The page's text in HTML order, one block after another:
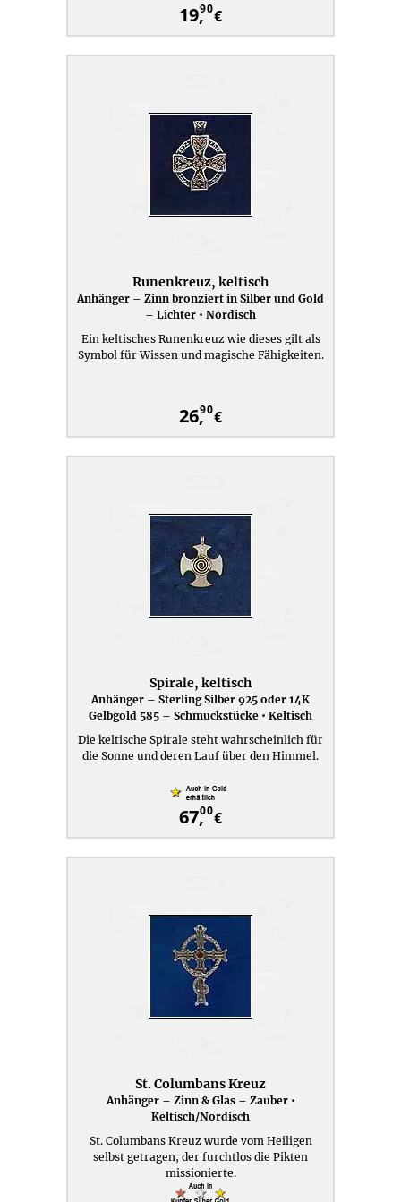
19,90€
Runenkreuz, keltisch
Anhänger – Zinn bronziert in Silber und Gold
– Lichter • Nordisch
Ein keltisches Runenkreuz wie dieses gilt als
Symbol für Wissen und magische Fähigkeiten.
26,90€
Spirale, keltisch
Anhänger – Sterling Silber 925 oder 14K
Gelbgold 585 – Schmuckstücke • Keltisch
Die keltische Spirale steht wahrscheinlich für
die Sonne und deren Lauf über den Himmel.
67,00€
St. Columbans Kreuz
Anhänger – Zinn & Glas – Zauber •
Keltisch/Nordisch
St. Columbans Kreuz wurde vom Heiligen
selbst getragen, der furchtlos die Pikten
missionierte.